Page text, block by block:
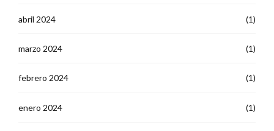
abril 2024 (1)
marzo 2024 (1)
febrero 2024 (1)
enero 2024 (1)